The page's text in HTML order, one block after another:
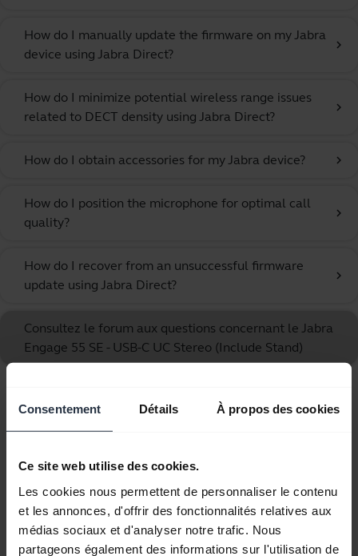
Consentement Détails À propos des cookies
Ce site web utilise des cookies.
Les cookies nous permettent de personnaliser le contenu
et les annonces, d'offrir des fonctionnalités relatives aux
médias sociaux et d'analyser notre trafic. Nous
partageons également des informations sur l'utilisation de
How do I manually update the firmware on my Jabra
device using Jabra Direct?
chevron_right
How do I minimize potential wireless range issues
related to DECT density using Jabra Direct?
chevron_right
How do I obtain accessories for my Jabra device? chevron_right
How do I position the microphone for optimal call
quality?
chevron_right
How do I recover from an unsuccessful firmware
update using Jabra Direct?
chevron_right
Consultez le forum aux questions concernant le Jabra
Engage 55 SE - USB-C UC Stereo (Include Stand)
Affichage de 10 sur 10
Documents produits